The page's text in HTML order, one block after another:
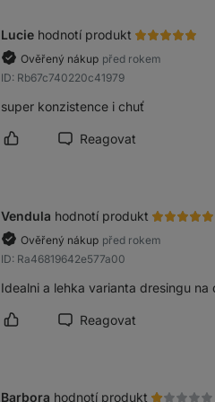
Lucie hodnotí produkt
Ověřený nákup před rokem
ID: Rb67c740220c41979
super konzistence i chuť
Označit recenzi jako přínosnou
Reagovat
Vendula hodnotí produkt
Ověřený nákup před rokem
ID: Ra46819642e577a00
Idealni a lehka varianta dresingu
Označit recenzi jako přínosnou
Reagovat
Barbora hodnotí produkt